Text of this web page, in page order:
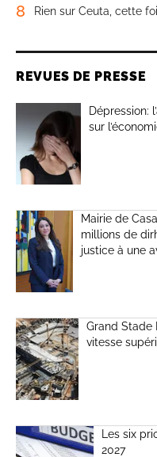
8 Rien sur Ceuta, cette
REVUES DE PRESSE
Dépression:
sur
Mairie de
millions de
justice à une
Grand Stade
vitesse
Les six
2027